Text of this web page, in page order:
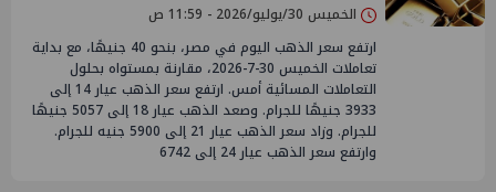
الخميس 30/يوليو/2026 - 11:59 ص
ارتفع سعر الذهب اليوم في مصر، بنحو 40 جنيهًا، مع بداية
تعاملات الخميس 30-7-2026، مقارنة بمستواه بحلول
التعاملات المسائية أمس. ارتفع سعر الذهب عيار 14 إلى
3933 جنيهًا للجرام. وصعد الذهب عيار 18 إلى 5057 جنيهًا
للجرام. وزاد سعر الذهب عيار 21 إلى 5900 جنيه للجرام.
وارتفع سعر الذهب عيار 24 إلى 6742